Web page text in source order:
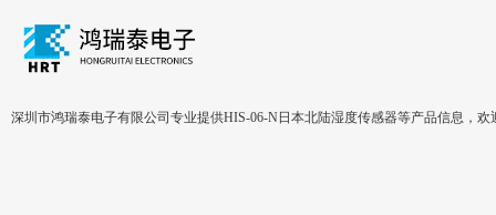
深圳市鸿瑞泰电子有限公司专业提供HIS-06-N日本北陆湿度传感器等产品信息，欢